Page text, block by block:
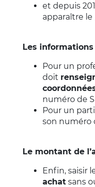
et depuis
apparaître le
Les
Pour un
doit
numéro de
Pour un
son numéro
Le montant de
Enfin, saisir
achat sans